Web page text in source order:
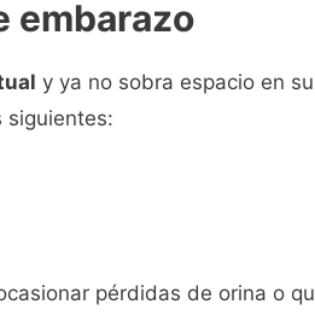
embarazo
y ya no sobra espacio en
siguientes:
pérdidas de orina o